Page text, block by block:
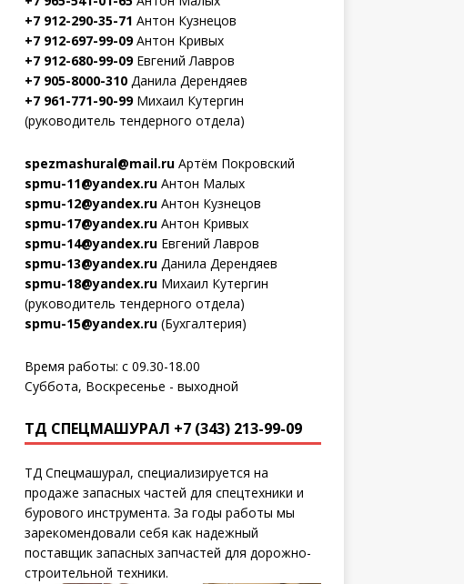
+7 912-290-35-71 Антон Кузнецов
+7 912-697-99-09Антон Кривых
+7 912-680-99-09Евгений Лавров
+7 905-8000-310Данила Дерендяев
+7 961-771-90-99Михаил Кутергин
(руководитель тендерного отдела)
spezmashural@mail.ruАртём Покровский
spmu-11@yandex.ruАнтон Малых
spmu-12@yandex.ruАнтон Кузнецов
spmu-17@yandex.ruАнтон Кривых
spmu-14@yandex.ruЕвгений Лавров
spmu-13@yandex.ruДанила Дерендяев
spmu-18@yandex.ruМихаил Кутергин
(руководитель тендерного отдела)
spmu-15@yandex.ru(Бухгалтерия)
Время работы: с 09.30-18.00
Суббота, Воскресенье - выходной
ТД СПЕЦМАШУРАЛ +7 (343) 213-99-09
ТД Спецмашурал, специализируется на
продаже запасных частей для спецтехники и
бурового инструмента. За годы работы мы
зарекомендовали себя как надежный
поставщик запасных запчастей для дорожно-
строительной техники.